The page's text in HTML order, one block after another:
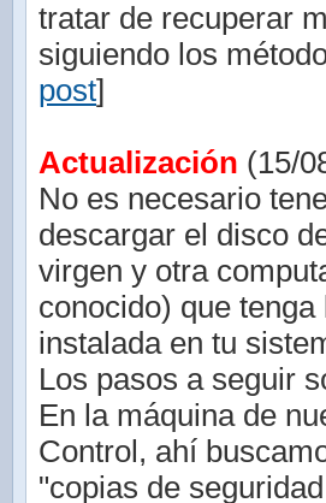
tratar de recuperar
siguiendo los
post]
Actualización (15/
No es necesario
descargar el disco
virgen y otra
conocido) que
instalada en tu
Los pasos a seguir
En la máquina de
Control, ahí
"copias de